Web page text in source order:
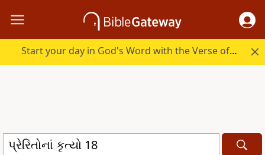
Start your day in God's Word with the Verse of the Day.